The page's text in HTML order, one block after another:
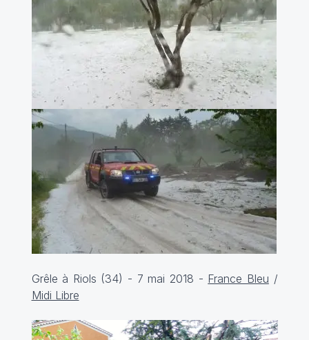
Grêle à Riols (34) - 7 mai 2018 - France Bleu /
Midi Libre